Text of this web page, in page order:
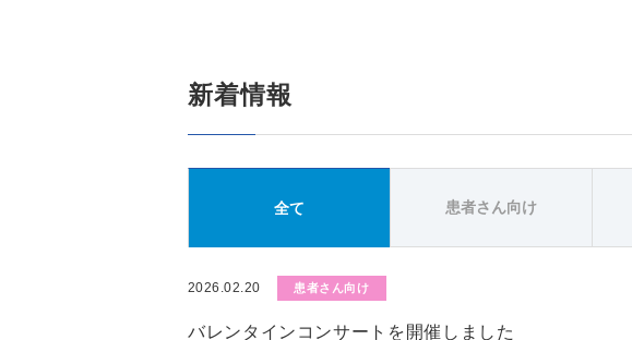
新着情報
全て 患者さん向け
2026.02.20 患者さん向け
バレンタインコンサートを開催しました